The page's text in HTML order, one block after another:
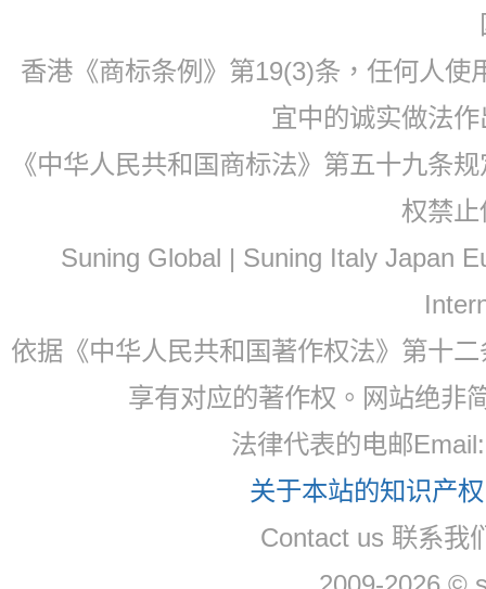
香港《商标条例》第19(3)条，任何人
宜中的诚实做法
《中华人民共和国商标法》第五十九条
权禁
Suning Global | Suning Italy Japan
依据《中华人民共和国著作权法》第十
享有对应的著作权。网站绝非
法律代表的电邮
关于本站的知识产
Contact us 联系我